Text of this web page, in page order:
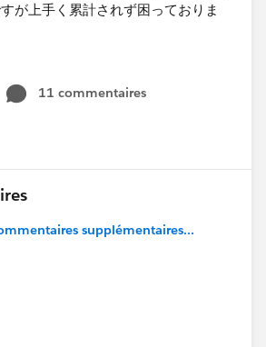
が上手く累計されず困っておりま
11 commentaires
supplémentaires...